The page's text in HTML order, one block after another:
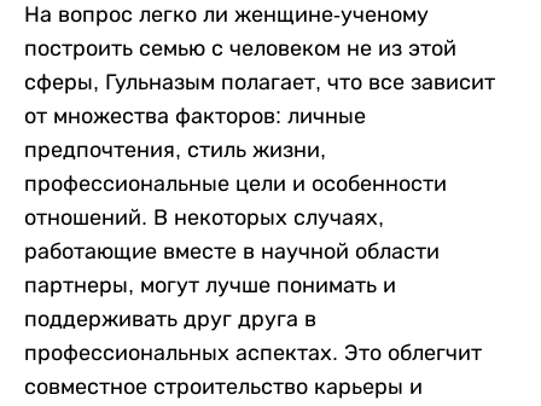
На вопрос легко ли женщине-ученому
построить семью с человеком не из этой
сферы, Гульназым полагает, что все зависит
от множества факторов: личные
предпочтения, стиль жизни,
профессиональные цели и особенности
отношений. В некоторых случаях,
работающие вместе в научной области
партнеры, могут лучше понимать и
поддерживать друг друга в
профессиональных аспектах. Это облегчит
совместное строительство карьеры и